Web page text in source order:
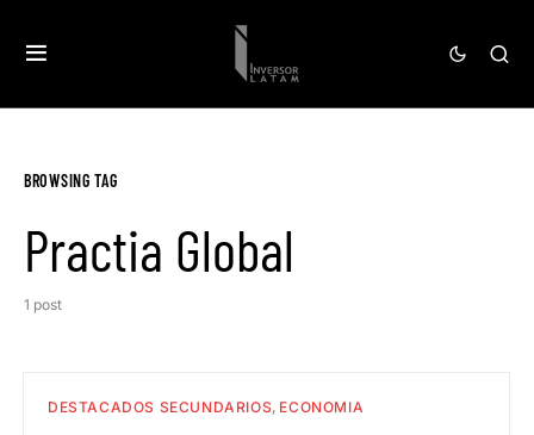
BROWSING TAG
Practia Global
1 post
DESTACADOS SECUNDARIOS ECONOMIA